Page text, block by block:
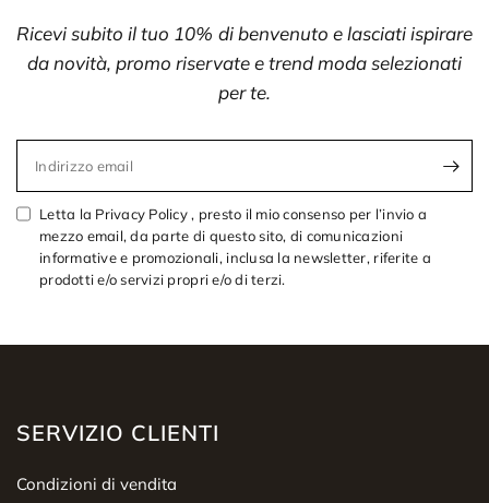
Ricevi subito il tuo 10% di benvenuto e lasciati ispirare
da novità, promo riservate e trend moda selezionati
per te.
Indirizzo email
Letta la Privacy Policy , presto il mio consenso per l’invio a
mezzo email, da parte di questo sito, di comunicazioni
informative e promozionali, inclusa la newsletter, riferite a
prodotti e/o servizi propri e/o di terzi.
SERVIZIO CLIENTI
Condizioni di vendita